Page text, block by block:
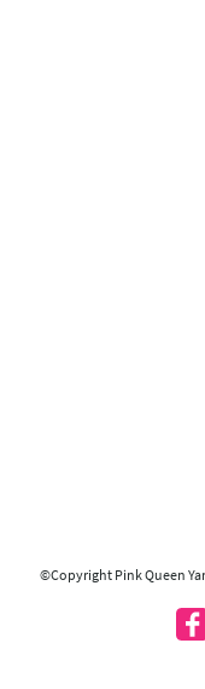
©Copyright Pink Queen